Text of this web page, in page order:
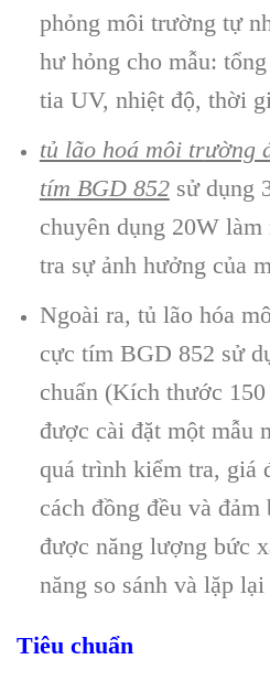
phỏng môi trường tự
hư hỏng cho mẫu:
tia UV, nhiệt độ, thời
tủ lão hoá môi trường
tím BGD 852sử dụng
chuyên dụng 20W làm
tra sự ảnh hưởng của
Ngoài ra, tủ lão hóa
cực tím BGD 852 sử
chuẩn (Kích thước
được cài đặt một mẫu
quá trình kiểm tra, giá
cách đồng đều và
được năng lượng bức
năng so sánh và lặp
Tiêu chuẩn